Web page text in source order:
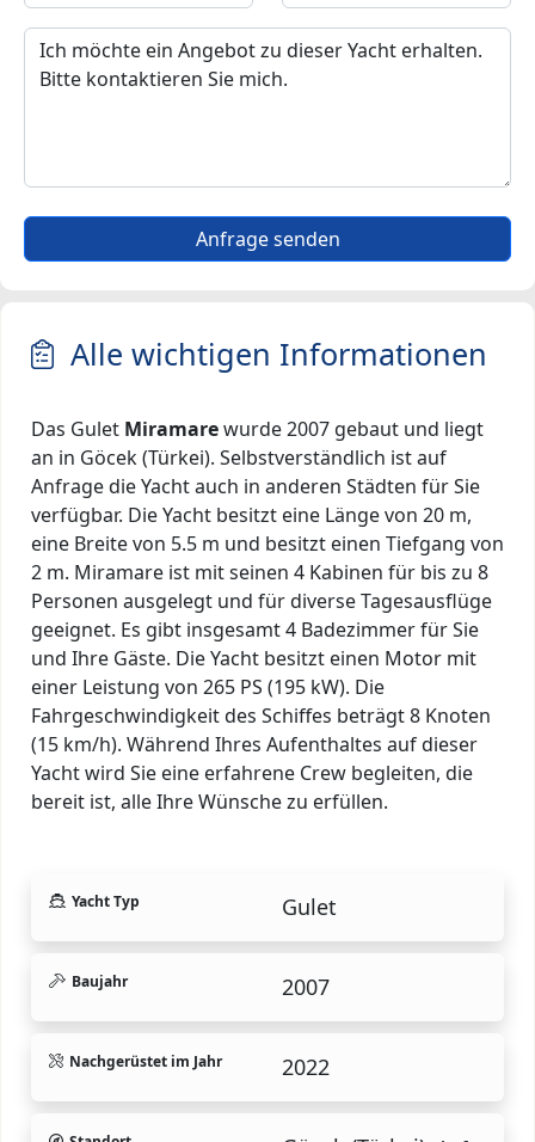
Anfrage senden
Alle wichtigen Informationen
Das Gulet Miramarewurde 2007 gebaut und liegt
an in Göcek (Türkei). Selbstverständlich ist auf
Anfrage die Yacht auch in anderen Städten für Sie
verfügbar. Die Yacht besitzt eine Länge von 20 m,
eine Breite von 5.5 m und besitzt einen Tiefgang von
2 m. Miramare ist mit seinen 4 Kabinen für bis zu 8
Personen ausgelegt und für diverse Tagesausflüge
geeignet. Es gibt insgesamt 4 Badezimmer für Sie
und Ihre Gäste. Die Yacht besitzt einen Motor mit
einer Leistung von 265 PS (195 kW). Die
Fahrgeschwindigkeit des Schiffes beträgt 8 Knoten
(15 km/h). Während Ihres Aufenthaltes auf dieser
Yacht wird Sie eine erfahrene Crew begleiten, die
bereit ist, alle Ihre Wünsche zu erfüllen.
Yacht Typ Gulet
Baujahr 2007
Nachgerüstet im Jahr 2022